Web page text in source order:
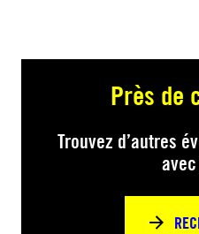
Près de
Trouvez d’autres